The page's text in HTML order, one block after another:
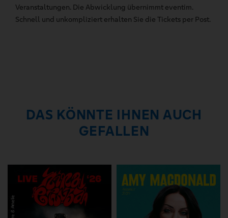
Veranstaltungen. Die Abwicklung übernimmt eventim.
Schnell und unkompliziert erhalten Sie die Tickets per Post.
DAS KÖNNTE IHNEN AUCH
GEFALLEN